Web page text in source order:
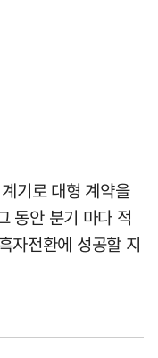
기로 대형 계약을
동안 분기 마다 적
자전환에 성공할 지